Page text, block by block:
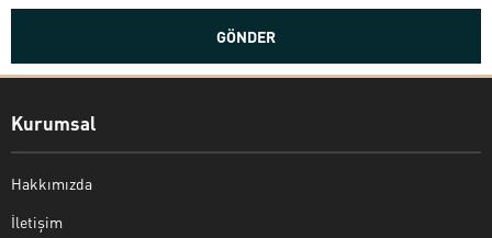
Kurumsal
Hakkımızda
İletişim